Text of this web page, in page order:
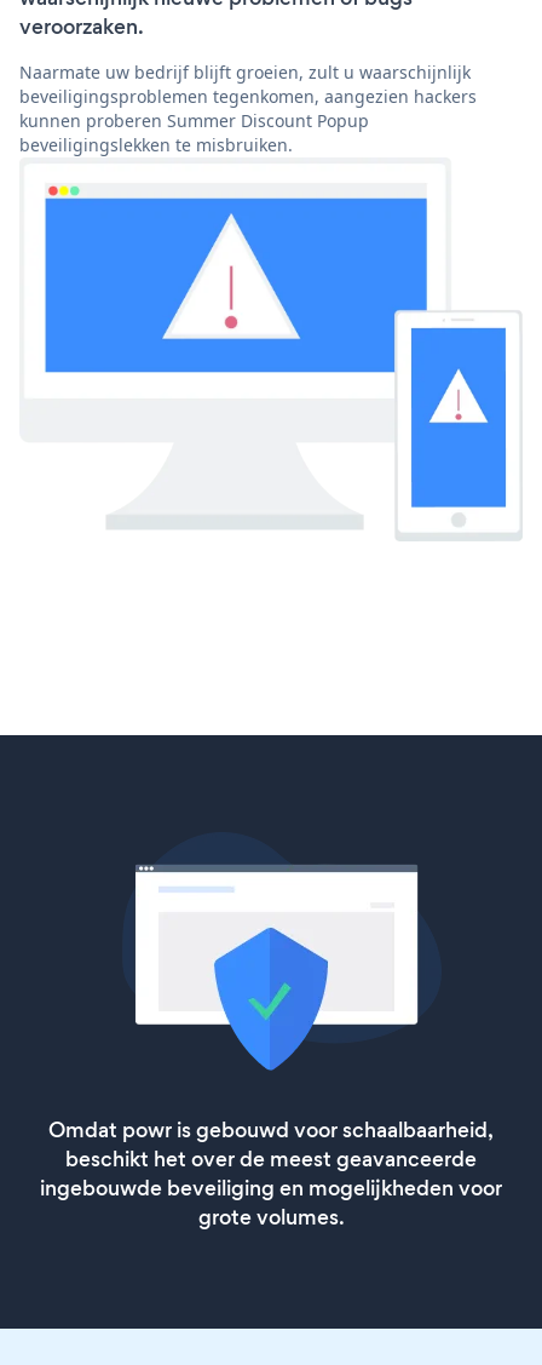
veroorzaken.
Naarmate uw bedrijf blijft groeien, zult u waarschijnlijk
beveiligingsproblemen tegenkomen, aangezien hackers
kunnen proberen Summer Discount Popup
beveiligingslekken te misbruiken.
Omdat powr is gebouwd voor schaalbaarheid,
beschikt het over de meest geavanceerde
ingebouwde beveiliging en mogelijkheden voor
grote volumes.